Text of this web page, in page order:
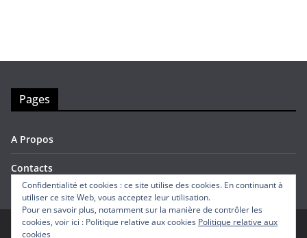
Pages
A Propos
Contacts
Confidentialité et cookies : ce site utilise des cookies. En continuant à
utiliser ce site Web, vous acceptez leur utilisation.
Pour en savoir plus, notamment sur la manière de contrôler les
cookies, voir ici : Politique relative aux cookies Politique relative aux
cookies